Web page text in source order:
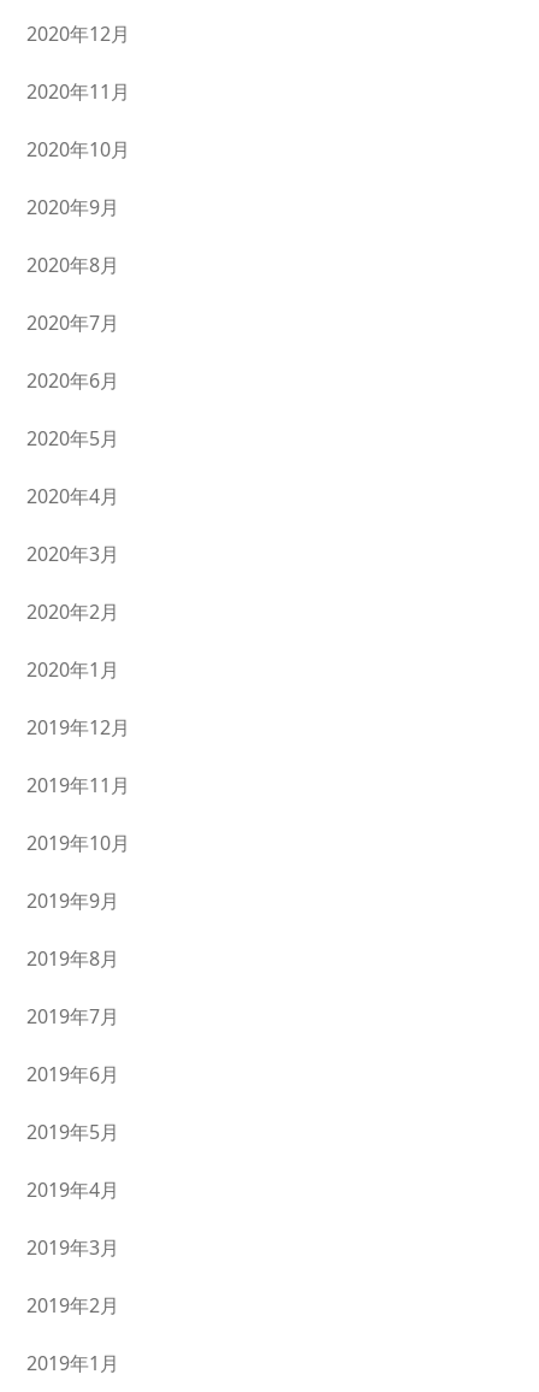
2020年12月
2020年11月
2020年10月
2020年9月
2020年8月
2020年7月
2020年6月
2020年5月
2020年4月
2020年3月
2020年2月
2020年1月
2019年12月
2019年11月
2019年10月
2019年9月
2019年8月
2019年7月
2019年6月
2019年5月
2019年4月
2019年3月
2019年2月
2019年1月